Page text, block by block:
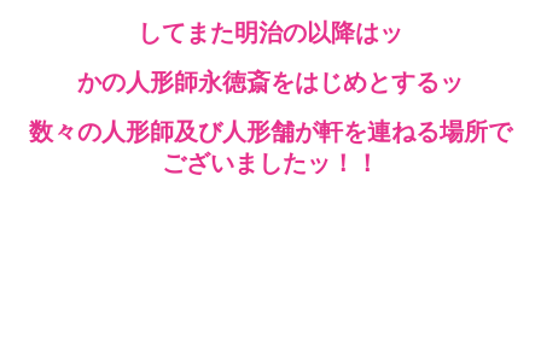
してまた明治の以降はッ
かの人形師永徳斎をはじめとするッ
数々の人形師及び人形舗が軒を連ねる場所で
ございましたッ！！